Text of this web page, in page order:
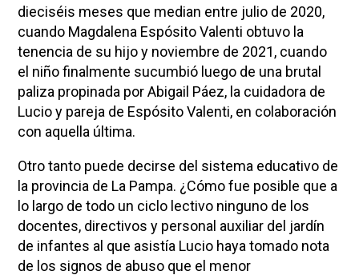
dieciséis meses que median entre julio de 2020,
cuando Magdalena Espósito Valenti obtuvo la
tenencia de su hijo y noviembre de 2021, cuando
el niño finalmente sucumbió luego de una brutal
paliza propinada por Abigail Páez, la cuidadora de
Lucio y pareja de Espósito Valenti, en colaboración
con aquella última.
Otro tanto puede decirse del sistema educativo de
la provincia de La Pampa. ¿Cómo fue posible que a
lo largo de todo un ciclo lectivo ninguno de los
docentes, directivos y personal auxiliar del jardín
de infantes al que asistía Lucio haya tomado nota
de los signos de abuso que el menor